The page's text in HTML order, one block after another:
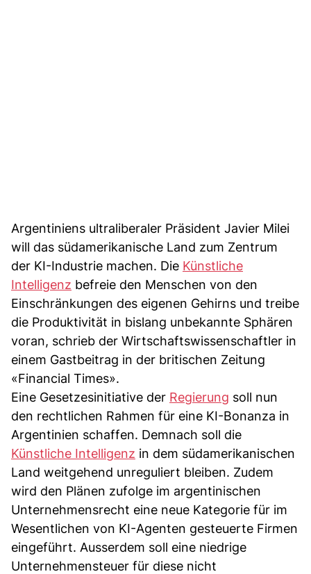
Argentiniens ultraliberaler Präsident Javier Milei
will das südamerikanische Land zum Zentrum
der KI-Industrie machen. Die Künstliche
Intelligenz befreie den Menschen von den
Einschränkungen des eigenen Gehirns und treibe
die Produktivität in bislang unbekannte Sphären
voran, schrieb der Wirtschaftswissenschaftler in
einem Gastbeitrag in der britischen Zeitung
«Financial Times».
Eine Gesetzesinitiative der Regierung soll nun
den rechtlichen Rahmen für eine KI-Bonanza in
Argentinien schaffen. Demnach soll die
Künstliche Intelligenz in dem südamerikanischen
Land weitgehend unreguliert bleiben. Zudem
wird den Plänen zufolge im argentinischen
Unternehmensrecht eine neue Kategorie für im
Wesentlichen von KI-Agenten gesteuerte Firmen
eingeführt. Ausserdem soll eine niedrige
Unternehmensteuer für diese nicht